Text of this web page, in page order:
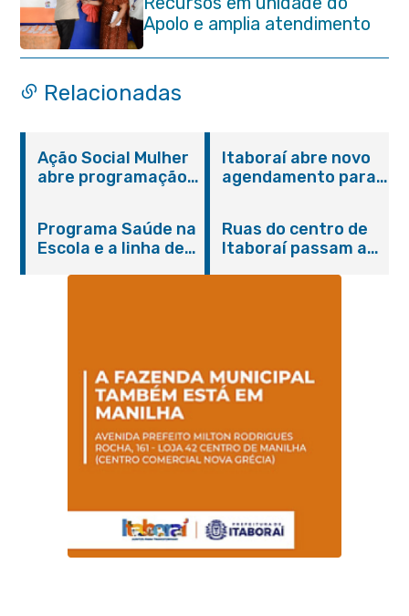
Apolo e amplia atendimento
especializado na rede
municipal
Relacionadas
Ação Social Mulher
abre programação
serviços gratuitos e
orientações
Itaboraí abre novo
agendamento para
Programa Saúde na
Escola e a linha de
Magalhães Seabra
Ruas do centro de
Itaboraí passam a